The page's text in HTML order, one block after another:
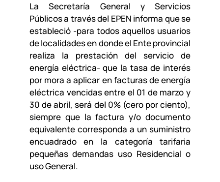
La Secretaría General y Servicios
Públicos a través del EPEN informa que se
estableció -para todos aquellos usuarios
de localidades en donde el Ente provincial
realiza la prestación del servicio de
energía eléctrica- que la tasa de interés
por mora a aplicar en facturas de energía
eléctrica vencidas entre el 01 de marzo y
30 de abril, será del 0% (cero por ciento),
siempre que la factura y/o documento
equivalente corresponda a un suministro
encuadrado en la categoría tarifaria
pequeñas demandas uso Residencial o
uso General.